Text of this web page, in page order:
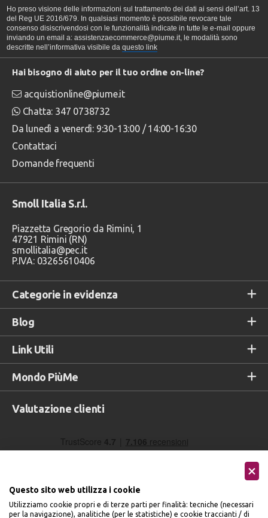
Ho preso visione delle informazioni sul trattamento dei dati ai sensi dell’art. 13
del Reg UE 2016/679. In qualsiasi momento è possibile revocare tale
consenso disiscrivendosi con le funzionalità indicate in tutte le e-mail oppure
inviando un email a: assistenzaecommerce@piume.it, le modalità sono
descritte nell’informativa visibile da questo link
Categorie in evidenza
Blog
Link Utili
Mondo PiùMe
Hai bisogno di aiuto per il tuo ordine on-line?
acquistionline@piume.it
Chatta: 347 0738732
Da lunedì a venerdì: 9:30-13:00 / 14:00-16:30
Contattaci
Domande frequenti
Smoll Italia S.r.l.
Piazzetta Gregorio da Rimini, 1
47921 Rimini (RN)
smollitalia@pec.it
P.IVA: 03265610406
Valutazione clienti
Questo sito web utilizza i cookie
Utilizziamo cookie propri e di terze parti per finalità: tecniche (necessari
per la navigazione), analitiche (per le statistiche) e cookie traccianti / di